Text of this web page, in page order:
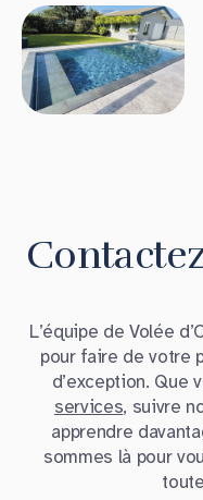
L’équipe de Volée
pour faire de votre
d’exception. Que
services, suivre
apprendre
sommes là pour